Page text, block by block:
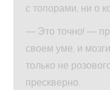
с топорами, ни о
— Это точно! —
своем уме, и
только не
прескверно.